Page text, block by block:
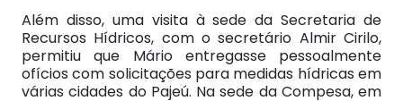
Além disso, uma visita à sede da Secretaria de
Recursos Hídricos, com o secretário Almir Cirilo,
permitiu que Mário entregasse pessoalmente
ofícios com solicitações para medidas hídricas em
várias cidades do Pajeú. Na sede da Compesa, em